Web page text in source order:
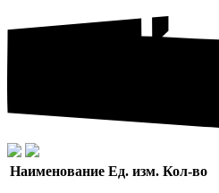
Наименование Ед. изм. Кол-во